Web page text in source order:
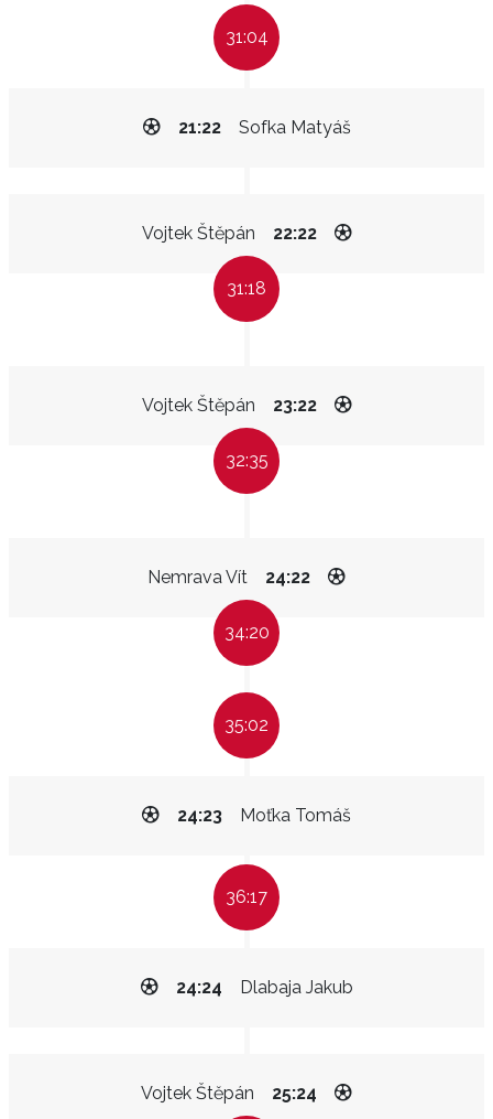
31:04
Sofka Matyáš
21:22
Vojtek Štěpán 22:22
31:18
Vojtek Štěpán 23:22
32:35
Nemrava Vít 24:22
34:20
35:02
Moťka Tomáš
24:23
36:17
Dlabaja Jakub
24:24
Vojtek Štěpán 25:24